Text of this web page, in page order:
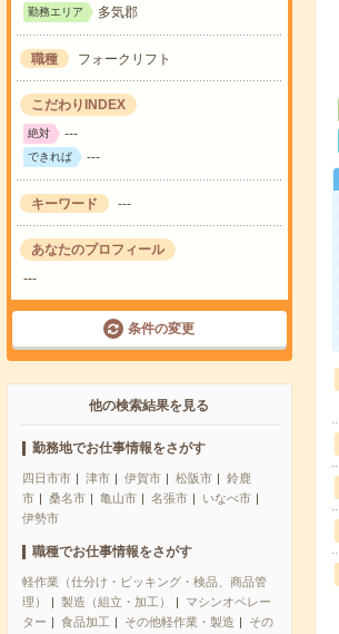
勤務エリア 多気郡
職種 フォークリフト
こだわりINDEX
絶対 ---
できれば ---
キーワード ---
あなたのプロフィール
---
条件の変更
他の検索結果を見る
勤務地でお仕事情報をさがす
四日市市 津市 伊賀市 松阪市
鈴鹿
市
桑名市 亀山市 名張市
いなべ市
伊勢市
職種でお仕事情報をさがす
軽作業（仕分け・ピッキング・検品、商品管
理）
製造（組立・加工）
マシンオペレー
ター
食品加工 その他軽作業・製造
その